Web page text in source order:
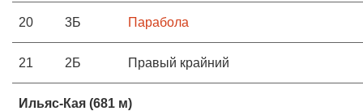
20 3Б Парабола
21 2Б Правый крайний
Ильяс-Кая (681 м)